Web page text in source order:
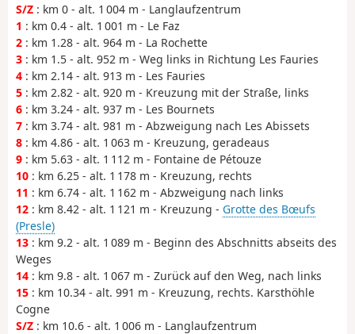
S/Z : km 0 - alt. 1 004 m - Langlaufzentrum
1 : km 0.4 - alt. 1 001 m - Le Faz
2 : km 1.28 - alt. 964 m - La Rochette
3 : km 1.5 - alt. 952 m - Weg links in Richtung Les Fauries
4 : km 2.14 - alt. 913 m - Les Fauries
5 : km 2.82 - alt. 920 m - Kreuzung mit der Straße, links
6 : km 3.24 - alt. 937 m - Les Bournets
7 : km 3.74 - alt. 981 m - Abzweigung nach Les Abissets
8 : km 4.86 - alt. 1 063 m - Kreuzung, geradeaus
9 : km 5.63 - alt. 1 112 m - Fontaine de Pétouze
10 : km 6.25 - alt. 1 178 m - Kreuzung, rechts
11 : km 6.74 - alt. 1 162 m - Abzweigung nach links
12 : km 8.42 - alt. 1 121 m - Kreuzung - Grotte des Bœufs
(Presle)
13 : km 9.2 - alt. 1 089 m - Beginn des Abschnitts abseits des
Weges
14 : km 9.8 - alt. 1 067 m - Zurück auf den Weg, nach links
15 : km 10.34 - alt. 991 m - Kreuzung, rechts. Karsthöhle
Cogne
S/Z : km 10.6 - alt. 1 006 m - Langlaufzentrum